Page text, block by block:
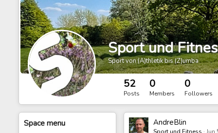
Sport und
Sport von (A)thletik bis (Z)umba
52
Posts
0
Members
0
Followers
Spacemenu AndreBlin